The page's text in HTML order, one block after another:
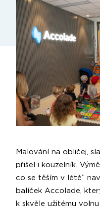
Malování na obličej,
přišel i kouzelník.
co se těším v létě”
balíček Accolade,
k skvěle užitému